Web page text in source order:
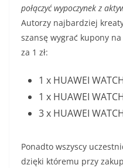
połączyć wypoczynek z
Autorzy najbardziej
szansę wygrać kupony
za 1 zł:
1 x HUAWEI
1 x HUAWEI
3 x HUAWEI
Ponadto wszyscy
dzięki któremu przy